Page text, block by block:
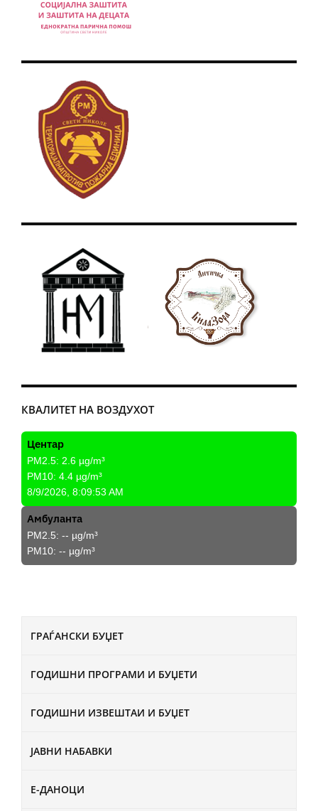
ГРАЃАНСКИ БУЏЕТ
ГОДИШНИ ПРОГРАМИ И БУЏЕТИ
ГОДИШНИ ИЗВЕШТАИ И БУЏЕТ
ЈАВНИ НАБАВКИ
Е-ДАНОЦИ
КВАЛИТЕТ НА ВОЗДУХОТ
Центар
PM2.5: 2.6 µg/m³
PM10: 4.4 µg/m³
8/9/2026, 8:09:53 AM
Амбуланта
PM2.5: -- µg/m³
PM10: -- µg/m³